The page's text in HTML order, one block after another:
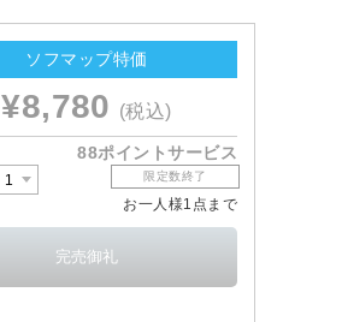
ソフマップ特価
¥8,780 (税込)
88ポイントサービス
限定数終了
お一人様1点まで